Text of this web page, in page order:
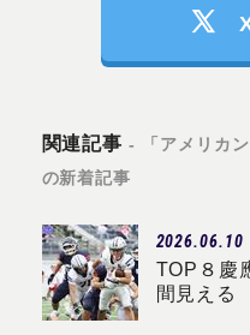
関連記事 - 「アメリカ
の新着記事
2026.06.10
TOP８慶
間見える